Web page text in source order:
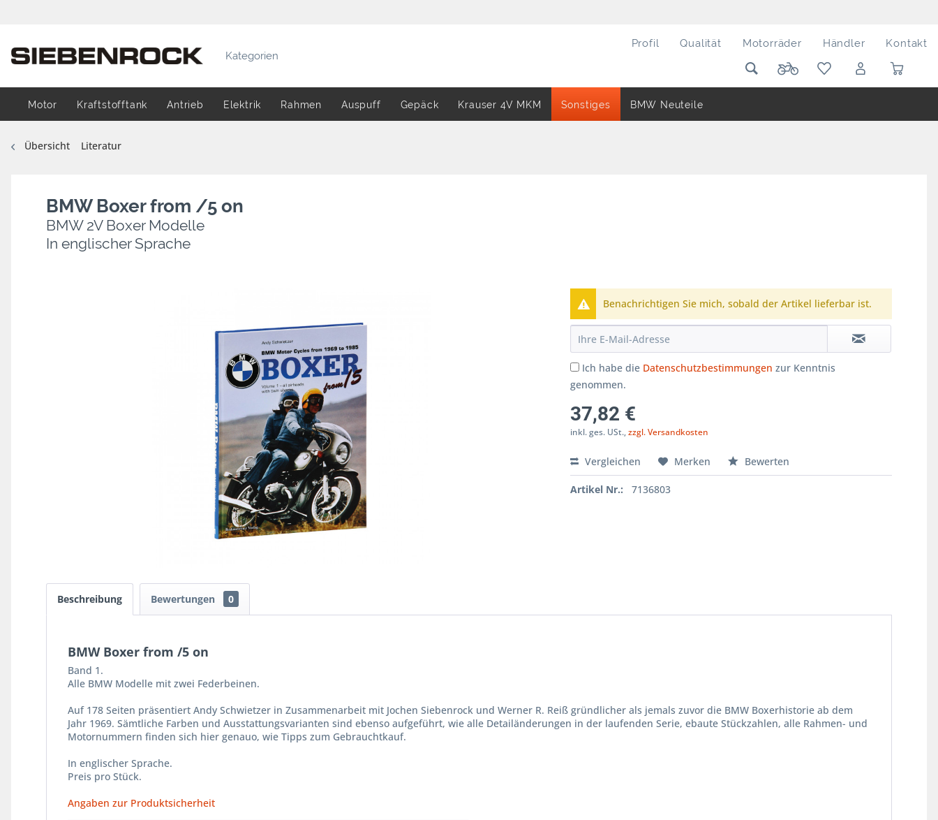
Kategorien
Profil Qualität Motorräder Händler Kontakt
Motor Kraftstofftank Antrieb Elektrik Rahmen Auspuff Gepäck Krauser 4V MKM Sonstiges BMW Neuteile
Übersicht Literatur
BMW Boxer from /5 on
BMW 2V Boxer Modelle
In englischer Sprache
Benachrichtigen Sie mich, sobald der Artikel lieferbar ist.
Ich habe die Datenschutzbestimmungen zur Kenntnis
genommen.
37,82 €
inkl. ges. USt.,zzgl. Versandkosten
Vergleichen Merken Bewerten
Artikel Nr.: 7136803
Beschreibung Bewertungen 0
BMW Boxer from /5 on
Band 1.
Alle BMW Modelle mit zwei Federbeinen.
Auf 178 Seiten präsentiert Andy Schwietzer in Zusammenarbeit mit Jochen Siebenrock und Werner R. Reiß gründlicher als jemals zuvor die BMW Boxerhistorie ab dem
Jahr 1969. Sämtliche Farben und Ausstattungsvarianten sind ebenso aufgeführt, wie alle Detailänderungen in der laufenden Serie, ebaute Stückzahlen, alle Rahmen- und
Mo­tornummern finden sich hier genau­o, wie Tipps zum Gebrauchtkauf.
In englischer Sprache.
Preis pro Stück.
Angaben zur Produktsicherheit